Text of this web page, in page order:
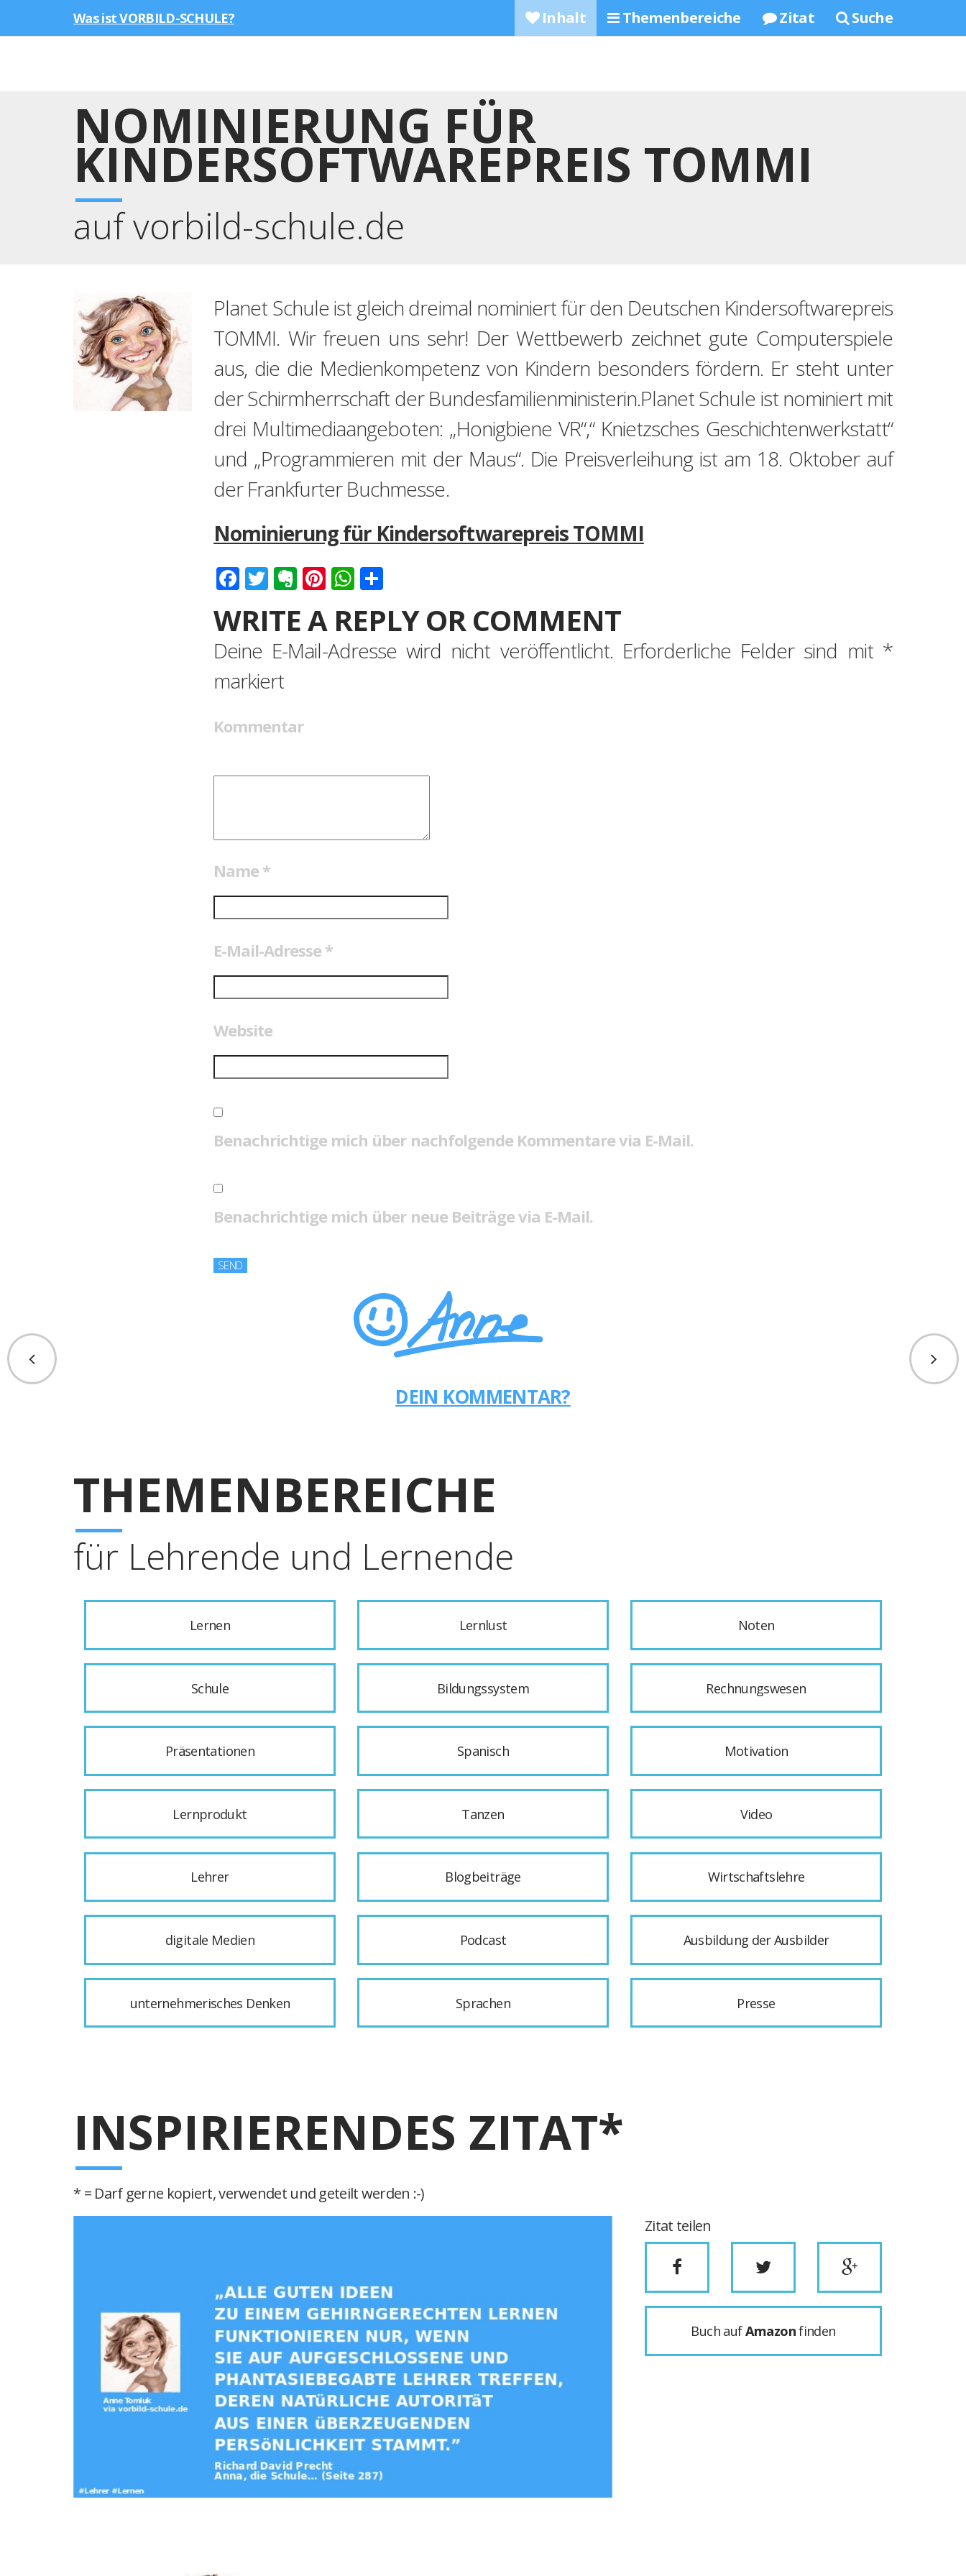
Was ist VORBILD-SCHULE? Inhalt Themenbereiche Zitat Suche
NOMINIERUNG FÜR
KINDERSOFTWAREPREIS TOMMI
auf vorbild-schule.de
Planet Schule ist gleich dreimal nominiert für den Deutschen Kindersoftwarepreis
TOMMI. Wir freuen uns sehr! Der Wettbewerb zeichnet gute Computerspiele
aus, die die Medienkompetenz von Kindern besonders fördern. Er steht unter
der Schirmherrschaft der Bundesfamilienministerin.Planet Schule ist nominiert mit
drei Multimediaangeboten: „Honigbiene VR“,“ Knietzsches Geschichtenwerkstatt“
und „Programmieren mit der Maus“. Die Preisverleihung ist am 18. Oktober auf
der Frankfurter Buchmesse.
Nominierung für Kindersoftwarepreis TOMMI
Facebook
Twitter
Evernote
Pinterest
WhatsApp
WRITE A REPLY OR COMMENT
Deine E-Mail-Adresse wird nicht veröffentlicht. Erforderliche Felder sind mit *
markiert
Kommentar
Name *
E-Mail-Adresse *
Website
Benachrichtige mich über nachfolgende Kommentare via E-Mail.
Benachrichtige mich über neue Beiträge via E-Mail.
DEIN KOMMENTAR?
THEMENBEREICHE
für Lehrende und Lernende
Lernen Lernlust Noten
Schule Bildungssystem Rechnungswesen
Präsentationen Spanisch Motivation
Lernprodukt Tanzen Video
Lehrer Blogbeiträge Wirtschaftslehre
digitale Medien Podcast Ausbildung der Ausbilder
unternehmerisches Denken Sprachen Presse
INSPIRIERENDES ZITAT*
* = Darf gerne kopiert, verwendet und geteilt werden :-)
Zitat teilen
Buch aufAmazonfinden